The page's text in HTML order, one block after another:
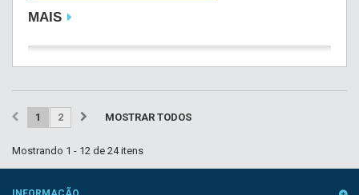
MAIS
MOSTRAR TODOS
1 2
Mostrando 1 - 12 de 24 itens